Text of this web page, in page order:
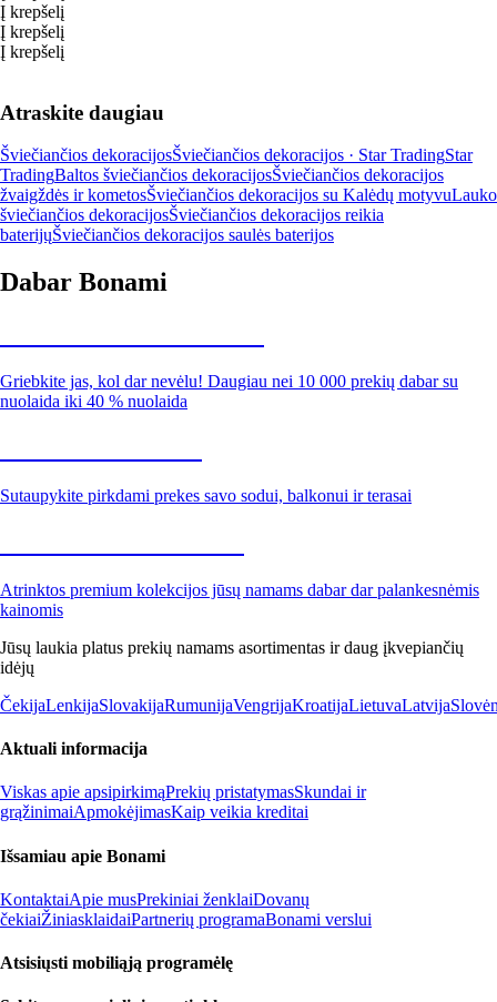
Į krepšelį
Į krepšelį
Į krepšelį
Atraskite daugiau
Šviečiančios dekoracijosŠviečiančios dekoracijos · Star TradingStar
TradingBaltos šviečiančios dekoracijosŠviečiančios dekoracijos
žvaigždės ir kometosŠviečiančios dekoracijos su Kalėdų motyvuLauko
šviečiančios dekoracijosŠviečiančios dekoracijos reikia
baterijųŠviečiančios dekoracijos saulės baterijos
Dabar Bonami
Griebkite jas, kol dar nevėlu! Daugiau nei 10 000 prekių dabar su
nuolaida iki 40 % nuolaida
Sutaupykite pirkdami prekes savo sodui, balkonui ir terasai
Atrinktos premium kolekcijos jūsų namams dabar dar palankesnėmis
kainomis
Jūsų laukia platus prekių namams asortimentas ir daug įkvepiančių
idėjų
ČekijaLenkijaSlovakijaRumunijaVengrijaKroatijaLietuvaLatvija
Aktuali informacija
Viskas apie apsipirkimąPrekių pristatymasSkundai ir
grąžinimaiApmokėjimasKaip veikia kreditai
Išsamiau apie Bonami
KontaktaiApie musPrekiniai ženklaiDovanų
čekiaiŽiniasklaidaiPartnerių programaBonami verslui
Atsisiųsti mobiliąją programėlę